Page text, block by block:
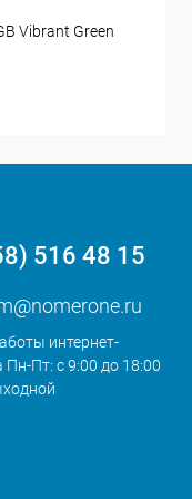
Vibrant Green
516 48 15
интернет-
Пн-Пт: с 9:00 до 18:00